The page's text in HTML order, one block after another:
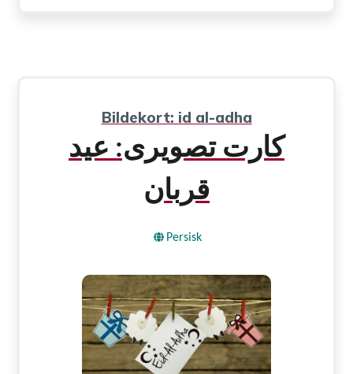
Bildekort: id al-adha
کارت تصویری: عید
قربان
Persisk